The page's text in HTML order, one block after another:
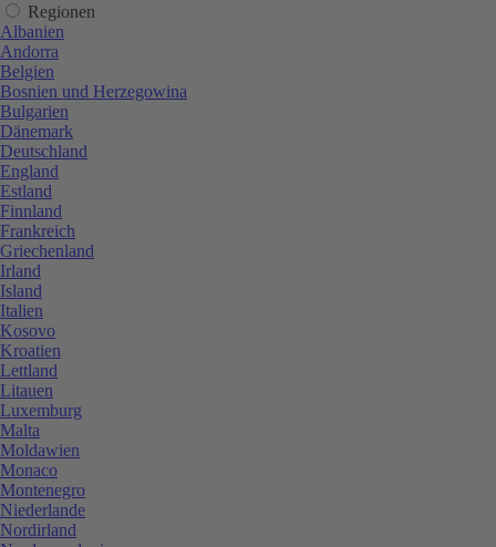
Regionen
Albanien
Andorra
Belgien
Bosnien und Herzegowina
Bulgarien
Dänemark
Deutschland
England
Estland
Finnland
Frankreich
Griechenland
Irland
Island
Italien
Kosovo
Kroatien
Lettland
Litauen
Luxemburg
Malta
Moldawien
Monaco
Montenegro
Niederlande
Nordirland